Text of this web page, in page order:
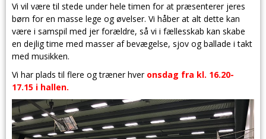
Vi vil være til stede under hele timen for at præsenterer jeres
børn for en masse lege og øvelser. Vi håber at alt dette kan
være i samspil med jer forældre, så vi i fællesskab kan skabe
en dejlig time med masser af bevægelse, sjov og ballade i takt
med musikken.
Vi har plads til flere og træner hver onsdag fra kl. 16.20-
17.15 i hallen.